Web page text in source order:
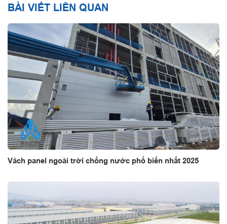
BÀI VIẾT LIÊN QUAN
Vách panel ngoài trời chống nước phổ biến nhất 2025